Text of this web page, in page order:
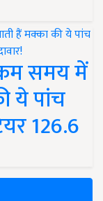
समय में
ये पांच
126.6